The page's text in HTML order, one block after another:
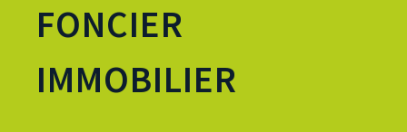
FONCIER
IMMOBILIER